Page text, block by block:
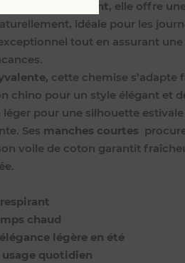
léger et respirant, elle offre
idéale pour les
tout en assurant une
, cette chemise s’adapte
chino pour un style élégant et
pour une silhouette
Ses manches courtes
voile de coton garantit
chaud
légère en été
quotidien